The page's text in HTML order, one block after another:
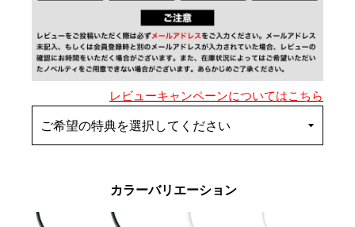
レビューキャンペーンについてはこちら
カラーバリエーション